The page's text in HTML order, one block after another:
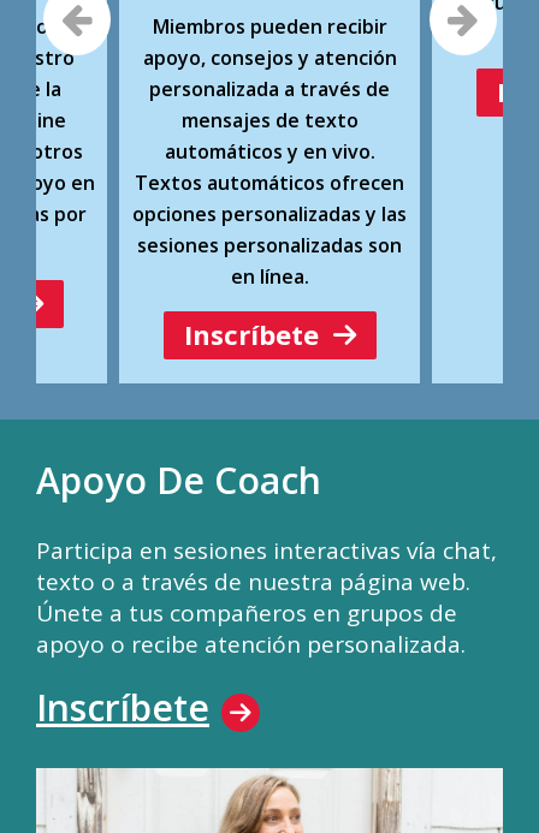
en
de la
otros
apoyo en
por
Miembros pueden recibir
apoyo, consejos y atención
personalizada a través de
mensajes de texto
automáticos y en vivo.
Textos automáticos ofrecen
opciones personalizadas y las
sesiones personalizadas son
en línea.
Inscríbete
Apoyo De Coach
Participa en sesiones interactivas vía chat,
texto o a través de nuestra página web.
Únete a tus compañeros en grupos de
apoyo o recibe atención personalizada.
Inscríbete